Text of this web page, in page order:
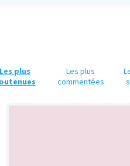
Les plus
Les plus
commentées